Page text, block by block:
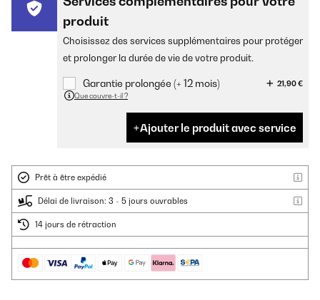
produit
Choisissez des services supplémentaires pour protéger
et prolonger la durée de vie de votre produit.
Garantie prolongée (+ 12 mois)
21,90 €
Que couvre-t-il ?
Ajouter le produit avec service
Prêt à être expédié
Délai de livraison: 3 - 5 jours ouvrables
14 jours de rétraction